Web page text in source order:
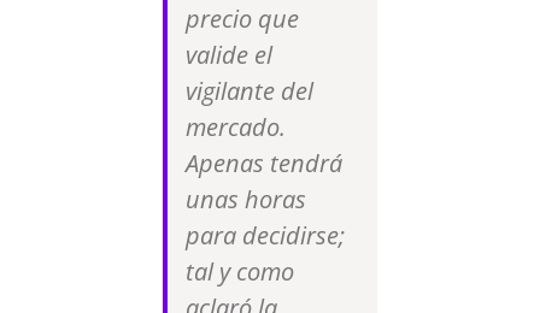
precio que
valide el
vigilante del
mercado.
Apenas tendrá
unas horas
para decidirse;
tal y como